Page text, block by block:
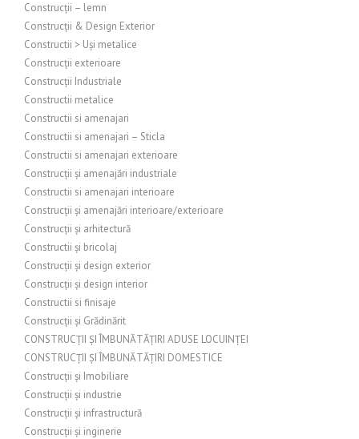
Construcții – lemn
Construcții & Design Exterior
Constructii > Uși metalice
Construcții exterioare
Construcții Industriale
Constructii metalice
Constructii si amenajari
Constructii si amenajari – Sticla
Constructii si amenajari exterioare
Construcții și amenajări industriale
Constructii si amenajari interioare
Construcții și amenajări interioare/exterioare
Construcții și arhitectură
Constructii și bricolaj
Construcții și design exterior
Construcții și design interior
Constructii si finisaje
Construcții și Grădinărit
CONSTRUCȚII ȘI ÎMBUNĂTĂȚIRI ADUSE LOCUINȚEI
CONSTRUCȚII ȘI ÎMBUNĂTĂȚIRI DOMESTICE
Construcții și Imobiliare
Construcții și industrie
Construcții și infrastructură
Construcții și inginerie